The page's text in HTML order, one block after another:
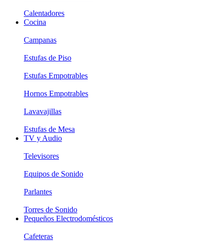
Calentadores
Cocina
Campanas
Estufas de Piso
Estufas Empotrables
Hornos Empotrables
Lavavajillas
Estufas de Mesa
TV y Audio
Televisores
Equipos de Sonido
Parlantes
Torres de Sonido
Pequeños Electrodomésticos
Cafeteras